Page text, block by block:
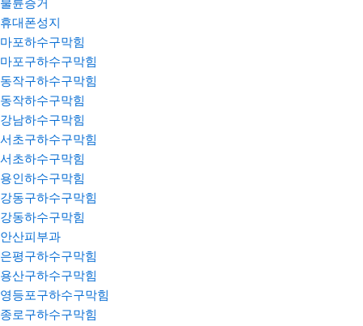
불륜증거
휴대폰성지
마포하수구막힘
마포구하수구막힘
동작구하수구막힘
동작하수구막힘
강남하수구막힘
서초구하수구막힘
서초하수구막힘
용인하수구막힘
강동구하수구막힘
강동하수구막힘
안산피부과
은평구하수구막힘
용산구하수구막힘
영등포구하수구막힘
종로구하수구막힘